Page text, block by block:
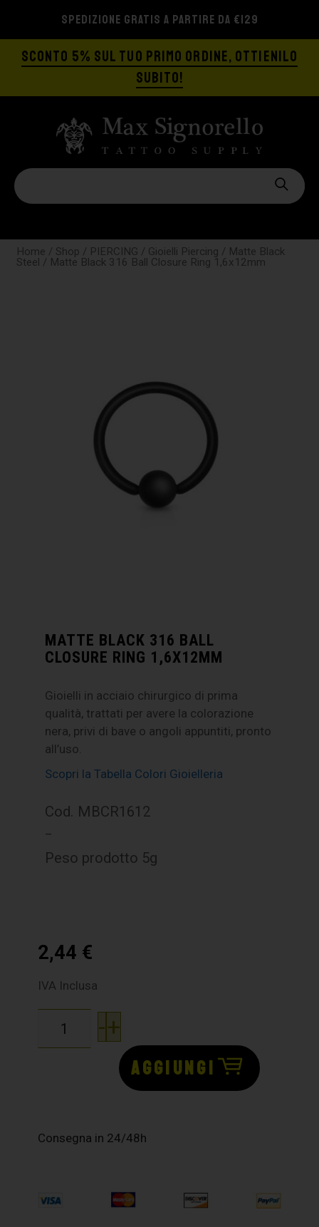
SPEDIZIONE GRATIS A PARTIRE DA €129
SCONTO 5% SUL TUO PRIMO ORDINE, OTTIENILO
SUBITO!
Home / Shop / PIERCING / Gioielli Piercing / Matte Black
Steel / Matte Black 316 Ball Closure Ring 1,6x12mm
MATTE BLACK 316 BALL
CLOSURE RING 1,6X12MM
Gioielli in acciaio chirurgico di prima
qualità, trattati per avere la colorazione
nera, privi di bave o angoli appuntiti, pronto
all’uso.
Scopri la Tabella Colori Gioielleria
Cod. MBCR1612
–
Peso prodotto 5g
2,44 €
IVA Inclusa
-+
AGGIUNGI
Consegna in 24/48h